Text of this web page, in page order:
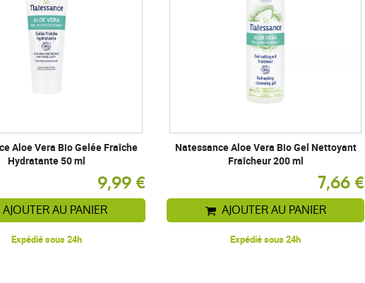
Aloe Vera Bio Gelée Fraîche
Hydratante 50 ml
9,99 €
AJOUTER AU PANIER
Expédié sous 24h
Natessance Aloe Vera Bio Gel Nettoyant
Fraîcheur 200 ml
7,66 €
AJOUTER AU PANIER
Expédié sous 24h